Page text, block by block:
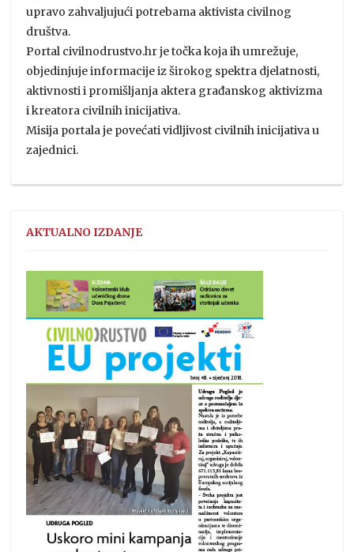
upravo zahvaljujući potrebama aktivista civilnog
društva.
Portal civilnodrustvo.hr je točka koja ih umrežuje,
objedinjuje informacije iz širokog spektra djelatnosti,
aktivnosti i promišljanja aktera građanskog aktivizma
i kreatora civilnih inicijativa.
Misija portala je povećati vidljivost civilnih inicijativa u
zajednici.
AKTUALNO IZDANJE